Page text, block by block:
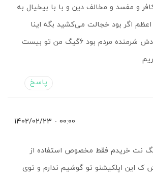
و مفسد و مخالف دین و با با بیخیال به
اگر بود خجالت می‌کشید بگه اینا
مسلمونند خودش شرمنده مردم بود 6گیگ من تو بیست
پاسخ
00:00 - 1402/02/23
۵گیگ نت خریدم فقط مخصوص استفاده از
ک این اپلکیشنو تو گوشیم ندارم و توی